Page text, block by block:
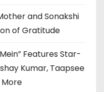
and Sonakshi
of Gratitude
Features Star-
Kumar, Taapsee
More